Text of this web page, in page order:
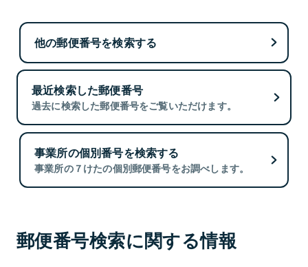
他の郵便番号を検索する
最近検索した郵便番号
過去に検索した郵便番号をご覧いただけます。
事業所の個別番号を検索する
事業所の７けたの個別郵便番号をお調べします。
郵便番号検索に関する情報